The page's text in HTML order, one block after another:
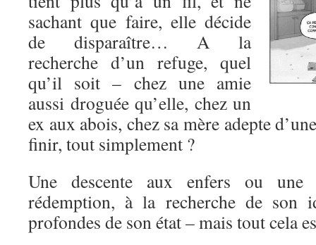
sachant que faire, elle décide
de disparaître… A la
recherche d’un refuge, quel
qu’il soit – chez une amie
aussi droguée qu’elle, chez un
ex aux abois, chez sa mère adepte
finir, tout simplement ?
Une descente aux enfers ou une
rédemption, à la recherche de son
profondes de son état – mais tout cela